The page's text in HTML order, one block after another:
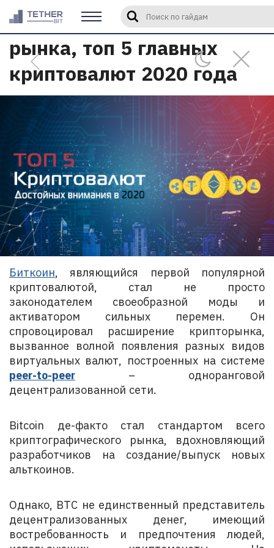
Введите слово или фразу для
Лидеры криптовалютного
рынка, топ 5 главных
криптовалют 2020 года
Биткоин, являющийся первой популярной
криптовалютой, стал не просто
законодателем своеобразной моды и
активатором сильных перемен. Он
спровоцировал расширение крипторынка,
вызванное волной появления разных видов
виртуальных валют, построенных на системе
peer-to-peer – одноранговой
децентрализованной сети.
Bitcoin де-факто стал стандартом всего
криптографического рынка, вдохновляющий
разработчиков на создание/выпуск новых
альткоинов.
Однако, BTC не единственный представитель
децентрализованных денег, имеющий
востребованность и предпочтения людей,